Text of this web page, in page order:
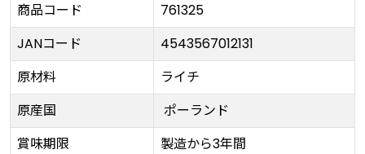
商品コード
761325
JANコード
4543567012131
原材料
ライチ
原産国
ポーランド
賞味期限
製造から3年間